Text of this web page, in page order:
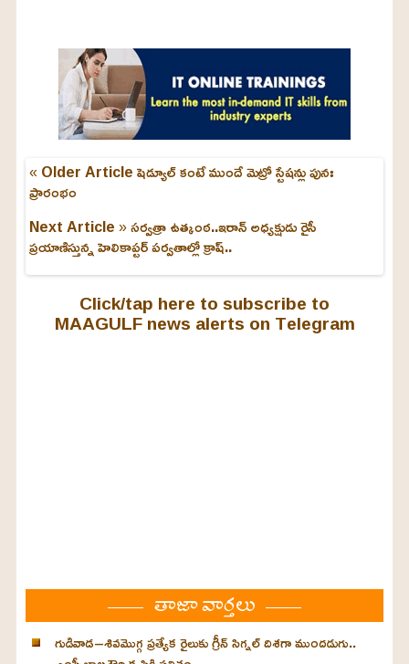
U
n
m
u
t
e
3
%
« Older Articleషెడ్యూల్ కంటే ముందే మెట్రో స్టేషన్లు పునః
ప్రారంభం
Next Article »సర్వత్రా ఉత్కంఠ..ఇరాన్ అధ్యక్షుడు రైసీ
ప్రయాణిస్తున్న హెలికాప్టర్ పర్వతాల్లో క్రాష్..
Click/tap here to subscribe to
MAAGULF news alerts on Telegram
తాజా వార్తలు
గుడివాడ–శివమొగ్గ ప్రత్యేక రైలుకు గ్రీన్ సిగ్నల్ దిశగా ముందడుగు..